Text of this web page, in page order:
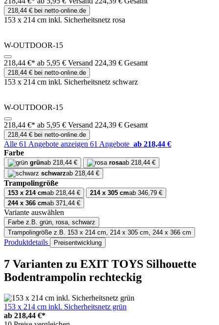
218,44 € bei netto-online.de
153 x 214 cm inkl. Sicherheitsnetz rosa
W-OUTDOOR-15
218,44 €* ab 5,95 € Versand 224,39 € Gesamt
218,44 € bei netto-online.de
153 x 214 cm inkl. Sicherheitsnetz schwarz
W-OUTDOOR-15
218,44 €* ab 5,95 € Versand 224,39 € Gesamt
218,44 € bei netto-online.de
Alle 61 Angebote anzeigen 61 Angebote ab 218,44 €
Farbe
grünab 218,44 € rosaab 218,44 €
schwarzab 218,44 €
Trampolingröße
153 x 214 cmab 218,44 € 214 x 305 cmab 346,79 €
244 x 366 cmab 371,44 €
Variante auswählen
Farbe z.B. grün, rosa, schwarz
Trampolingröße z.B. 153 x 214 cm, 214 x 305 cm, 244 x 366 cm
Produktdetails Preisentwicklung
7 Varianten zu EXIT TOYS Silhouette
Bodentrampolin rechteckig
153 x 214 cm inkl. Sicherheitsnetz grün
ab 218,44 €*